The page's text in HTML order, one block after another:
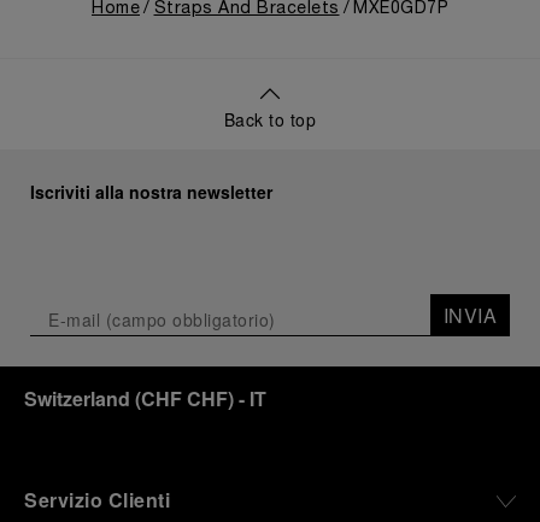
Home Straps And Bracelets MXE0GD7P
Back to top
Iscriviti alla nostra newsletter
INVIA
Switzerland (CHF CHF)- IT
Servizio Clienti